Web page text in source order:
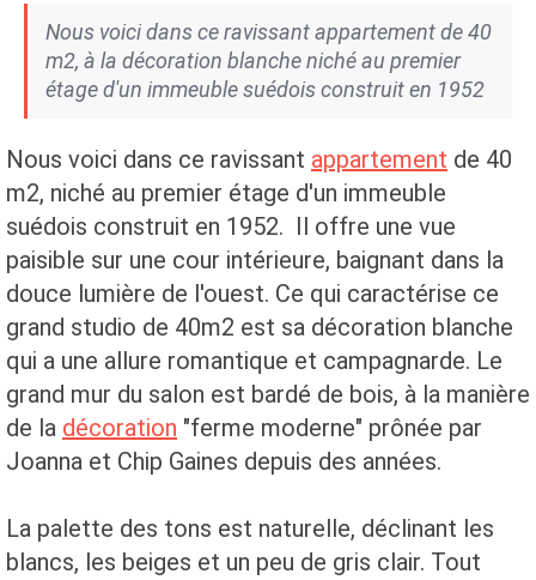
Nous voici dans ce ravissant appartement de 40
m2, à la décoration blanche niché au premier
étage d'un immeuble suédois construit en 1952
Nous voici dans ce ravissant appartement de 40
m2, niché au premier étage d'un immeuble
suédois construit en 1952. Il offre une vue
paisible sur une cour intérieure, baignant dans la
douce lumière de l'ouest. Ce qui caractérise ce
grand studio de 40m2 est sa décoration blanche
qui a une allure romantique et campagnarde. Le
grand mur du salon est bardé de bois, à la manière
de la décoration "ferme moderne" prônée par
Joanna et Chip Gaines depuis des années.
La palette des tons est naturelle, déclinant les
blancs, les beiges et un peu de gris clair. Tout